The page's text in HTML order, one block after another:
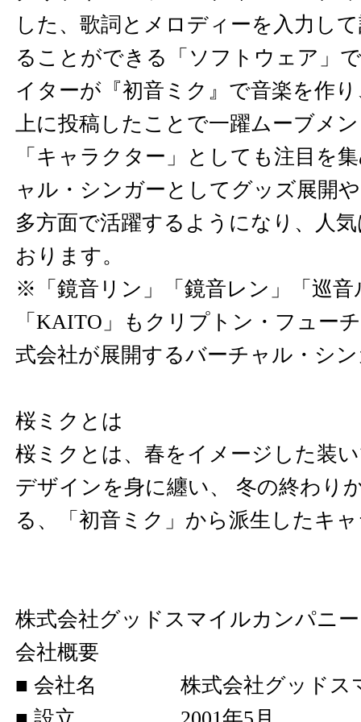
した、歌詞とメロディーを入力し
ることができる「ソフトウェア」
イターが『初音ミク』で音楽を作
上に投稿したことで一躍ムーブメ
「キャラクター」としても注目を
ャル・シンガーとしてグッズ展開
多方面で活躍するようになり、人
おります。
※「鏡音リン」「鏡音レン」「巡音
「KAITO」もクリプトン・フュー
式会社が展開するバーチャル・シ
桜ミクとは
桜ミクとは、春をイメージした装
デザインを身に纏い、 冬の終わり
る、「初音ミク」から派生したキ
株式会社グッドスマイルカンパニ
会社概要
■ 会社名 株式会社グッドスマ